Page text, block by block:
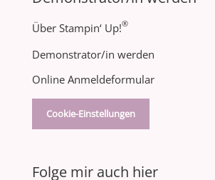
Über Stampin‘ Up!®
Demonstrator/in werden
Online Anmeldeformular
Cookie-Einstellungen
Folge mir auch hier